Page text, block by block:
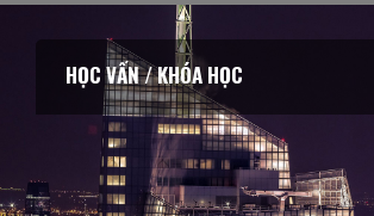
HỌC VẤN / KHÓA HỌC